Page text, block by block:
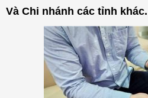
Và Chi nhánh các tỉnh khác.